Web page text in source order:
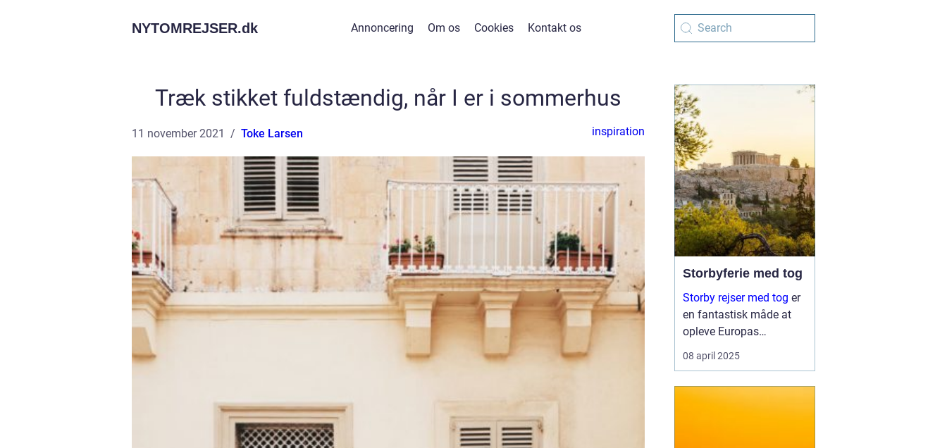
NYTOMREJSER.dk Annoncering Om os Cookies Kontakt os
Træk stikket fuldstændig, når I er i sommerhus
11 november 2021 Toke Larsen inspiration
Storbyferie med tog
Storby rejser med tog er
en fantastisk måde at
opleve Europas
smukkeste storbyer på.
Fra Danmark kan du
destinatio...
08 april 2025